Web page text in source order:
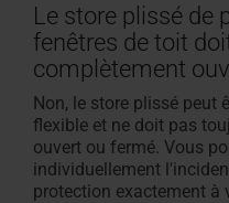
Le store plissé de
fenêtres de toit
complètement
Non, le store plissé peut
flexible et ne doit pas
ouvert ou fermé. Vous
individuellement
protection exactement à